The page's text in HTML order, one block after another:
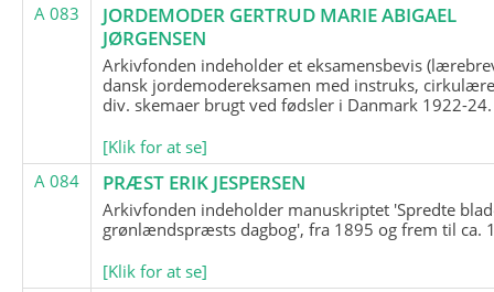
A 083
JORDEMODER GERTRUD MARIE ABIGAEL
JØRGENSEN
Arkivfonden indeholder et eksamensbevis
dansk jordemodereksamen med instruks,
div. skemaer brugt ved fødsler i Danmark 1922-24.
[Klik for at se]
A 084
PRÆST ERIK JESPERSEN
Arkivfonden indeholder manuskriptet 'Spredte
grønlændspræsts dagbog', fra 1895 og frem til ca.
[Klik for at se]